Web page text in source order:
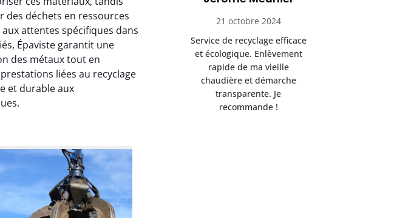
déchets en ressources
attentes spécifiques dans
Épaviste garantit une
des métaux tout en
liées au recyclage
et durable aux
21 octobre 2024
Service de recyclage efficace
et écologique. Enlèvement
rapide de ma vieille
chaudière et démarche
transparente. Je
13 novembre 2024
Très satisfaite du service de
recyclage ferraille. Équipe
ponctuelle et respectueuse
de l'environnement.
Débarrassée de mes
encombrants métalliques en